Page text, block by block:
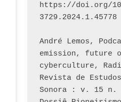
https://doi.org/
3729.2024.1.45778
André Lemos,
emission, future
cyberculture,
Revista de
Sonora : v. 15 n.